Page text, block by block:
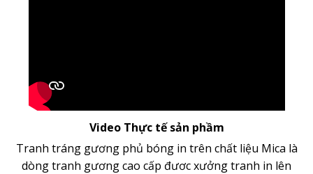
Video Thực tế sản phầm
Tranh tráng gương phủ bóng in trên chất liệu Mica là
dòngtranh gươngcao cấp đươc xưởng tranh in lên